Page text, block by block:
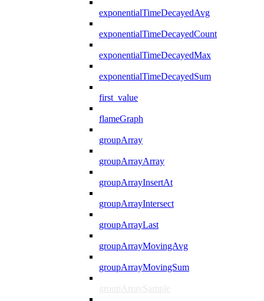
exponentialTimeDecayedAvg
exponentialTimeDecayedCount
exponentialTimeDecayedMax
exponentialTimeDecayedSum
first_value
flameGraph
groupArray
groupArrayArray
groupArrayInsertAt
groupArrayIntersect
groupArrayLast
groupArrayMovingAvg
groupArrayMovingSum
groupArraySample